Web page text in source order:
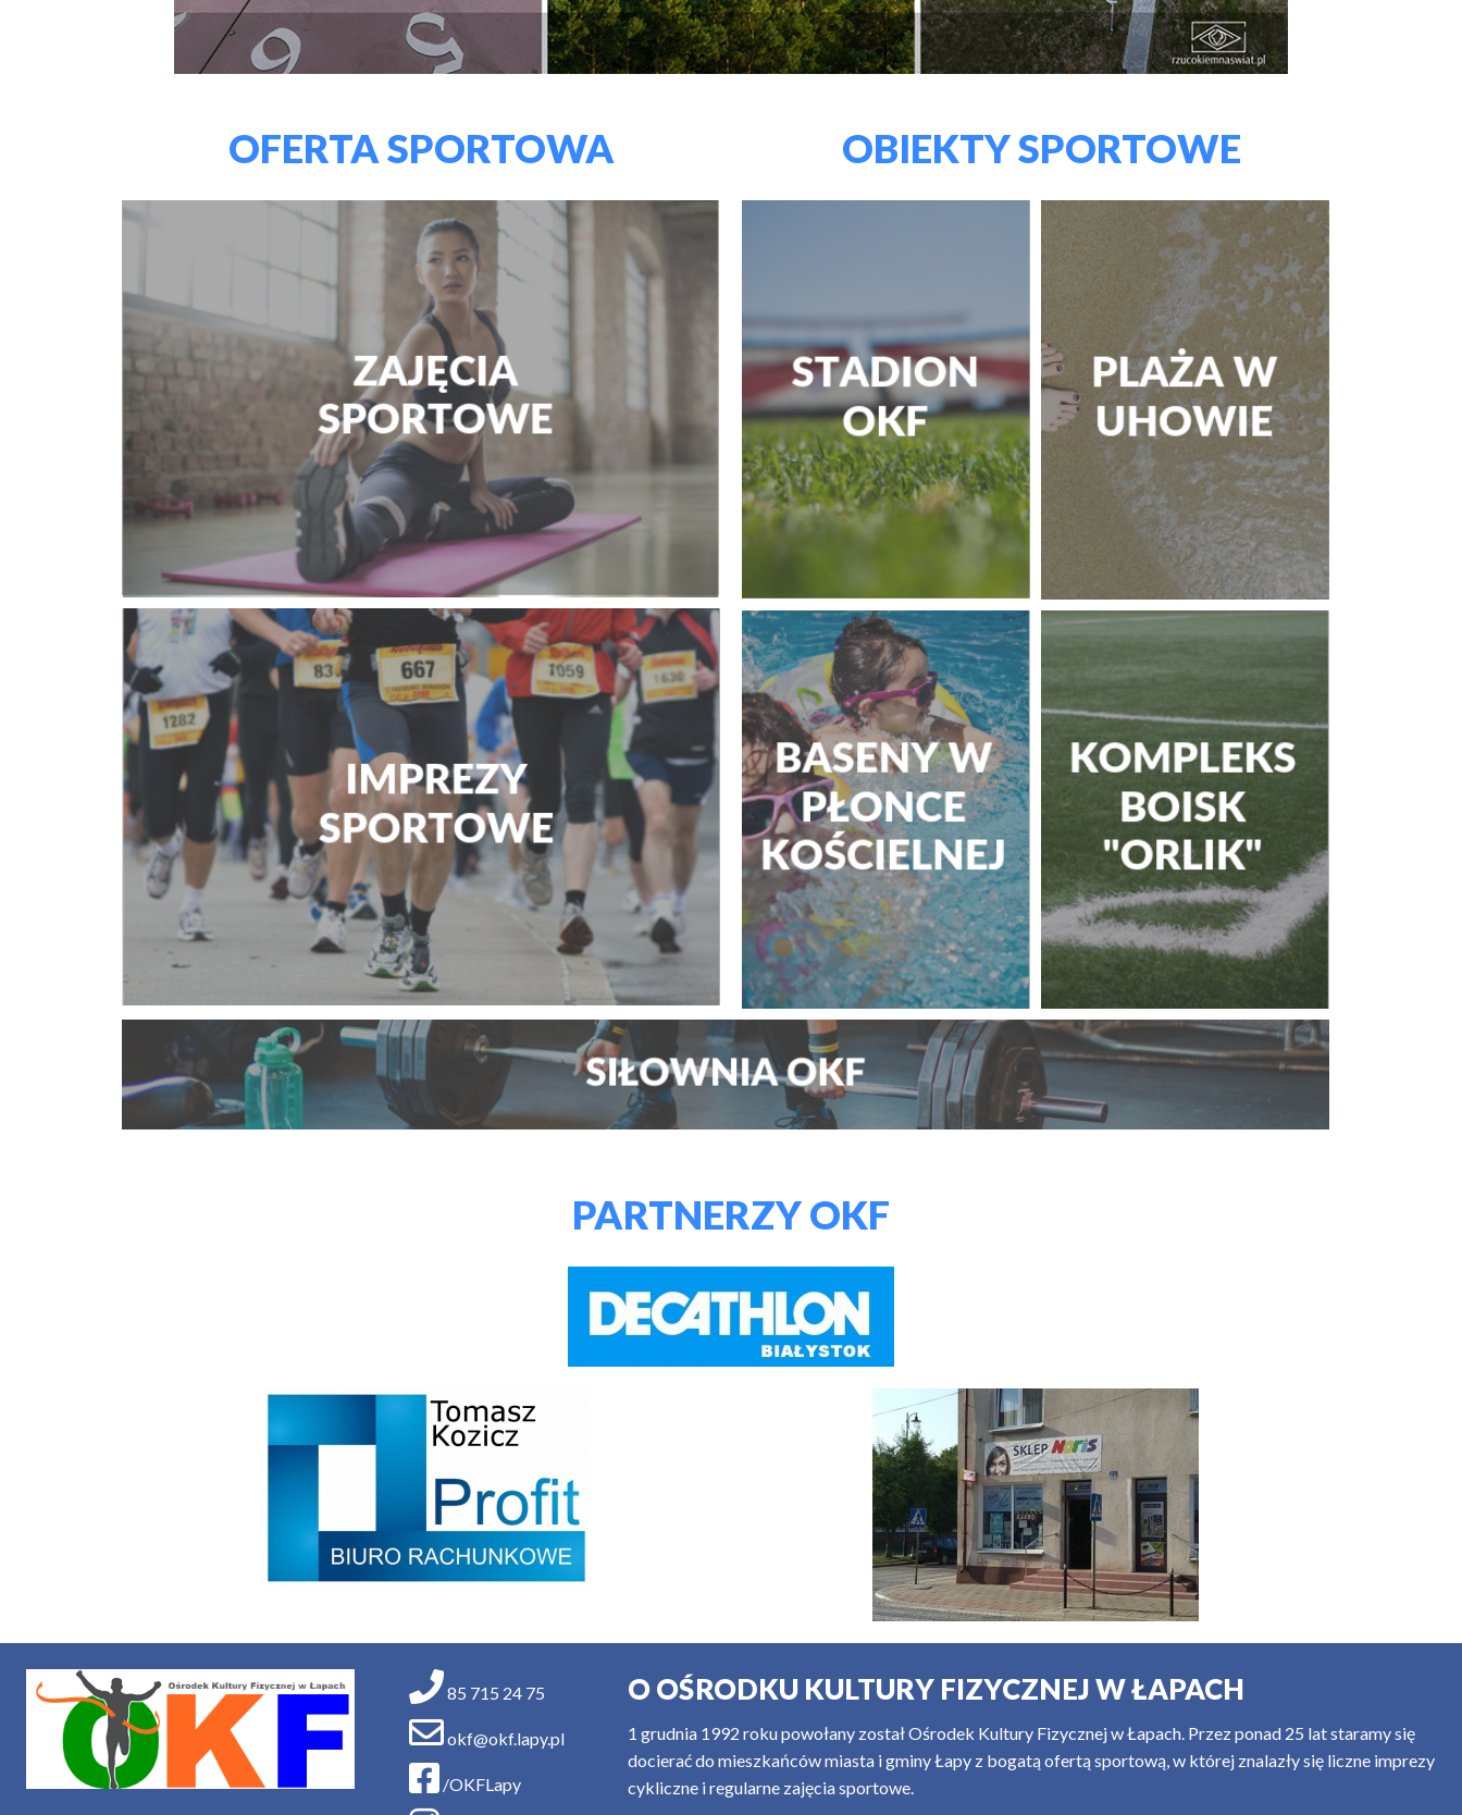
OFERTA SPORTOWA OBIEKTY SPORTOWE
PARTNERZY OKF
85 715 24 75
okf@okf.lapy.pl
/OKFLapy
O OŚRODKU KULTURY FIZYCZNEJ W ŁAPACH
1 grudnia 1992 roku powołany został Ośrodek Kultury Fizycznej w Łapach. Przez ponad 25 lat staramy się
docierać do mieszkańców miasta i gminy Łapy z bogatą ofertą sportową, w której znalazły się liczne imprezy
cykliczne i regularne zajęcia sportowe.